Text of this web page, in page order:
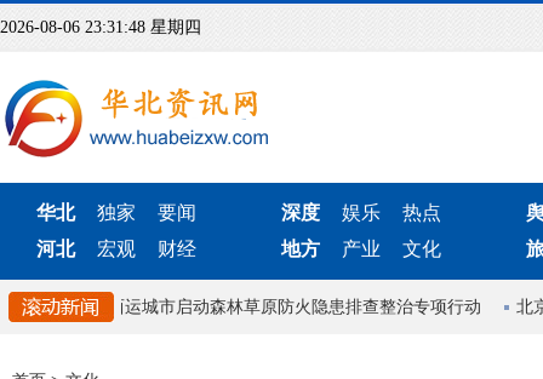
2026-08-06 23:31:49 星期四
华北 独家
要闻
河北
宏观 财经
深度 娱乐
热点
地方
产业 文化
制 山西运城市启动森林草原防火隐患排查整治专项行动 北京